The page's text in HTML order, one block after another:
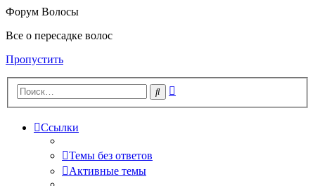
Форум Волосы
Все о пересадке волос
Пропустить
Поиск
Ссылки
Темы без ответов
Активные темы